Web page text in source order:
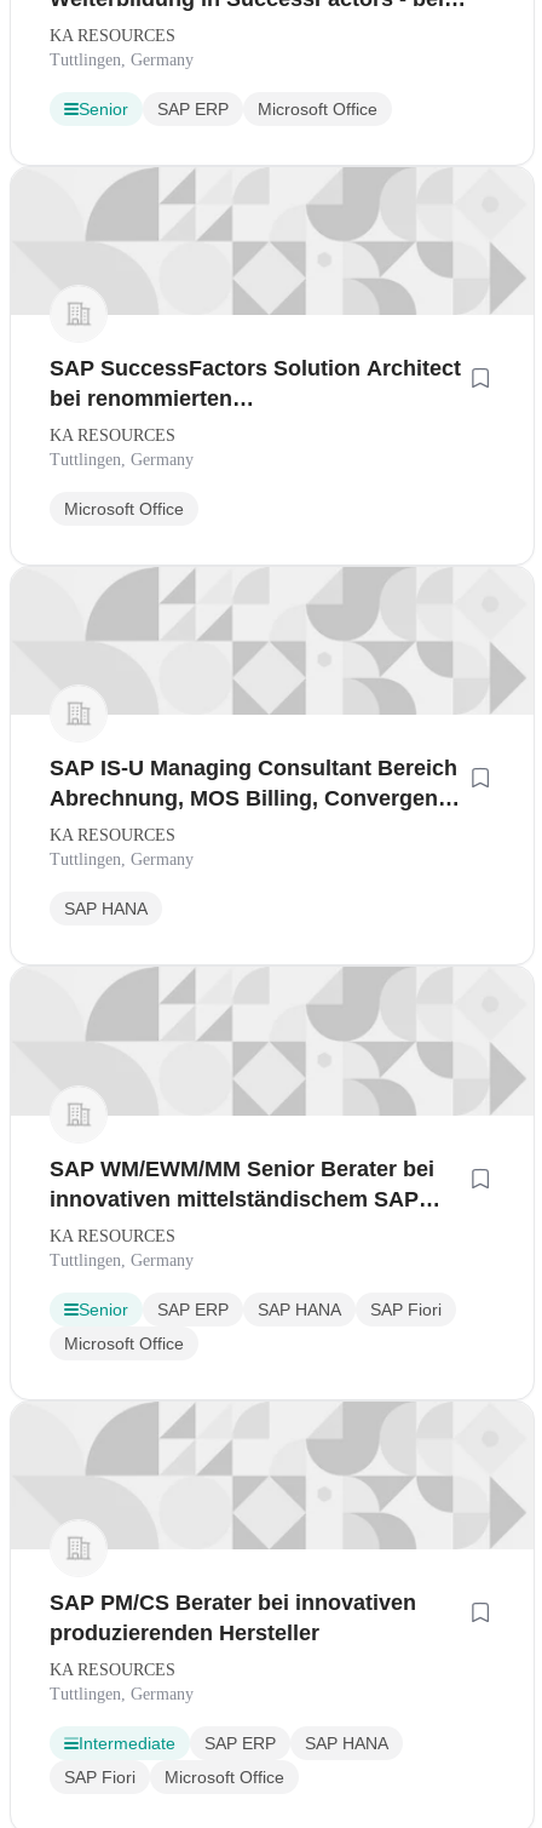
SAP Serviceunternehmen - KA
Resources
KA RESOURCES
Tuttlingen, Germany
Senior SAP ERP Microsoft Office
SAP SuccessFactors Solution Architect
bei renommierten
Digitalisierungsdienstleister
KA RESOURCES
Tuttlingen, Germany
Microsoft Office
SAP IS-U Managing Consultant Bereich
Abrechnung, MOS Billing, Convergent
Invoicing bei innovativem
Beratungshaus
KA RESOURCES
Tuttlingen, Germany
SAP HANA
SAP WM/EWM/MM Senior Berater bei
innovativen mittelständischem SAP
Gold Partner
KA RESOURCES
Tuttlingen, Germany
Senior SAP ERP SAP HANA
SAP Fiori
Microsoft Office
SAP PM/CS Berater bei innovativen
produzierenden Hersteller
KA RESOURCES
Tuttlingen, Germany
Intermediate SAP ERP
SAP HANA
SAP Fiori
Microsoft Office